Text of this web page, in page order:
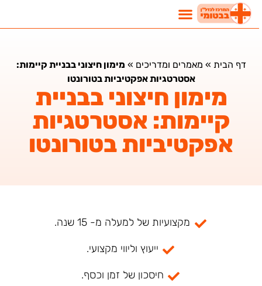
דף הבית»מאמרים ומדריכים»מימון חיצוני בבניית קיימות:
אסטרטגיות אפקטיביות בטורונטו
מימון חיצוני בבניית
קיימות: אסטרטגיות
אפקטיביות בטורונטו
מקצועיות של למעלה מ- 15 שנה.
ייעוץ וליווי מקצועי.
חיסכון של זמן וכסף.